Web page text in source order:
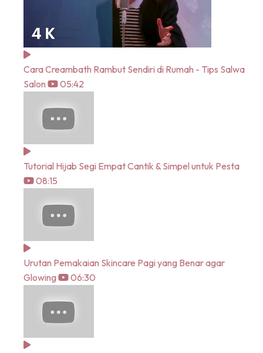
Cara Creambath Rambut Sendiri di Rumah - Tips Salwa
Salon
05:42
Tutorial Hijab Segi Empat Cantik & Simpel untuk Pesta
08:15
Urutan Pemakaian Skincare Pagi yang Benar agar
Glowing
06:30